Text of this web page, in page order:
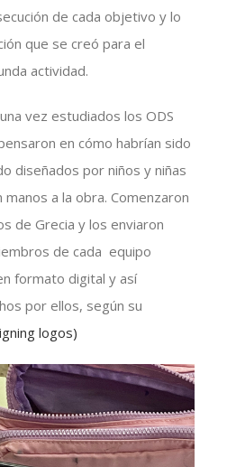
de cada objetivo y lo
que se creó para el
actividad.
vez estudiados los ODS
en cómo habrían sido
diseñados por niños y niñas
a la obra. Comenzaron
de Grecia y los enviaron
de cada equipo
formato digital y así
por ellos, según su
logos)